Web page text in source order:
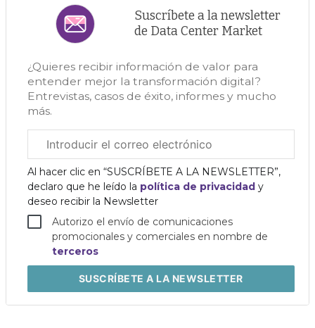
Suscríbete a la newsletter
de Data Center Market
¿Quieres recibir información de valor para
entender mejor la transformación digital?
Entrevistas, casos de éxito, informes y mucho
más.
electrónico
corporativo
Al hacer clic en “SUSCRÍBETE A LA NEWSLETTER”,
declaro que he leído la política de privacidad y
deseo recibir la Newsletter
Autorizo el envío de comunicaciones
promocionales y comerciales en nombre de
terceros
SUSCRÍBETEA LA NEWSLETTER